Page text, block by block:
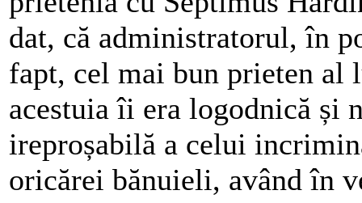
dat, că administratorul, în
fapt, cel mai bun prieten
acestuia îi era logodnică și
ireproșabilă a celui
oricărei bănuieli, având în